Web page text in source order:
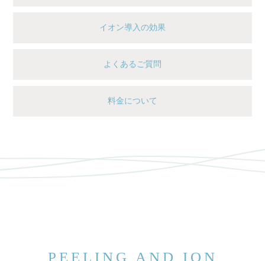
イオン導入の効果
よくあるご質問
料金について
PEELING AND ION